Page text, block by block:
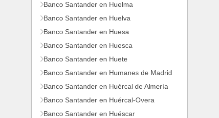
Banco Santander en Huelma
Banco Santander en Huelva
Banco Santander en Huesa
Banco Santander en Huesca
Banco Santander en Huete
Banco Santander en Humanes de Madrid
Banco Santander en Huércal de Almería
Banco Santander en Huércal-Overa
Banco Santander en Huéscar